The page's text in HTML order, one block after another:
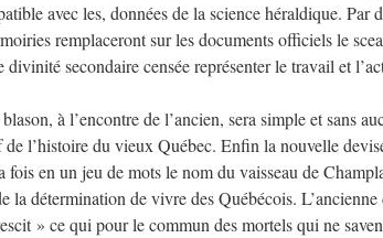
avec les, données de la science héraldique.
remplaceront sur les documents officiels le
divinité secondaire censée représenter le travail et
à l’encontre de l’ancien, sera simple et sans
de l’histoire du vieux Québec. Enfin la nouvelle
fois en un jeu de mots le nom du vaisseau de
la détermination de vivre des Québécois.
» ce qui pour le commun des mortels qui ne